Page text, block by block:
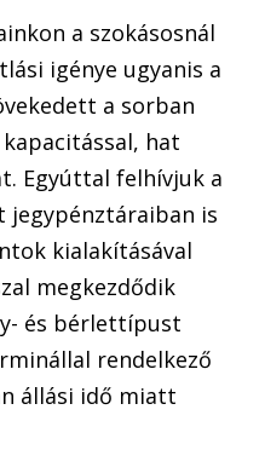
a szokásosnál
igénye ugyanis a
a sorban
hat
Egyúttal felhívjuk a
jegypénztáraiban is
kialakításával
megkezdődik
és bérlettípust
rendelkező
állási idő miatt